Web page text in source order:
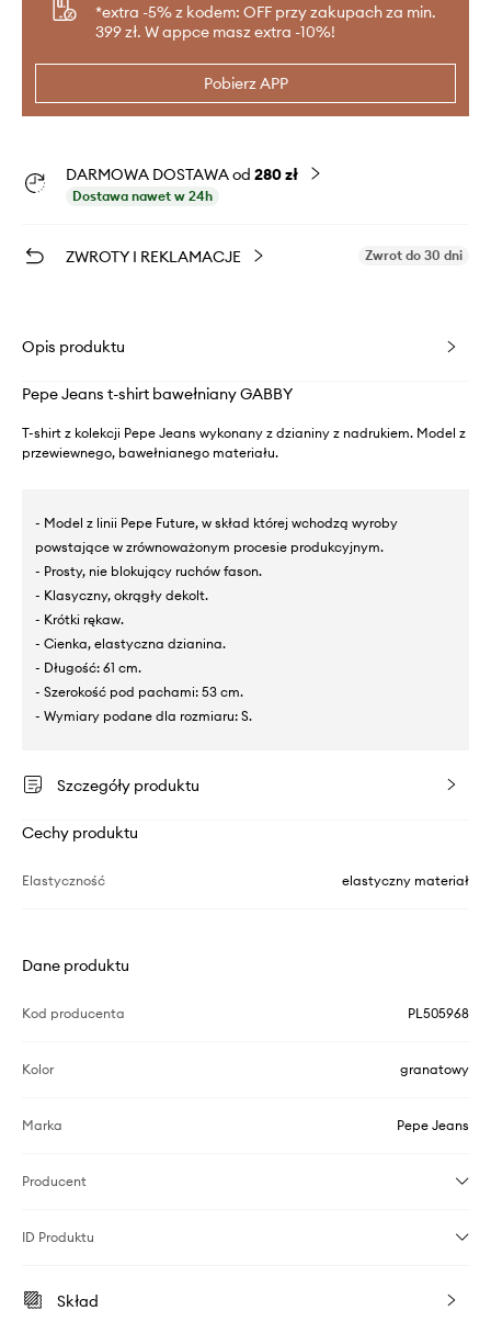
*extra -5% z kodem: OFF przy zakupach za min.
399 zł. W appce masz extra -10%!
Pobierz APP
DARMOWA DOSTAWA od 280 zł
Dostawa nawet w 24h
ZWROTY I REKLAMACJE Zwrot do 30 dni
Opis produktu
Pepe Jeans t-shirt bawełniany GABBY
T-shirt z kolekcji Pepe Jeans wykonany z dzianiny z nadrukiem. Model z
przewiewnego, bawełnianego materiału.
- Model z linii Pepe Future, w skład której wchodzą wyroby
powstające w zrównoważonym procesie produkcyjnym.
- Prosty, nie blokujący ruchów fason.
- Klasyczny, okrągły dekolt.
- Krótki rękaw.
- Cienka, elastyczna dzianina.
- Długość: 61 cm.
- Szerokość pod pachami: 53 cm.
- Wymiary podane dla rozmiaru: S.
Szczegóły produktu
Cechy produktu
Elastyczność elastyczny materiał
Dane produktu
Kod producenta PL505968
Kolor granatowy
Marka Pepe Jeans
Producent
ID Produktu
Skład